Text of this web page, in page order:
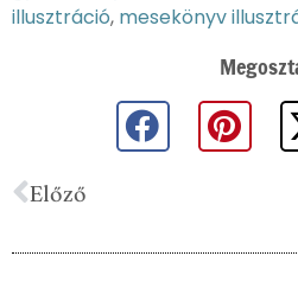
illusztráció, mesekönyv
Előző